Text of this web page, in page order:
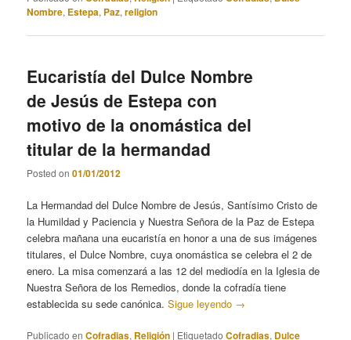
Nombre, Estepa, Paz,religion
Eucaristía del Dulce Nombre
de Jesús de Estepa con
motivo de la onomástica del
titular de la hermandad
Posted on01/01/2012
La Hermandad del Dulce Nombre de Jesús, Santísimo Cristo de
la Humildad y Paciencia y Nuestra Señora de la Paz de Estepa
celebra mañana una eucaristía en honor a una de sus imágenes
titulares, el Dulce Nombre, cuya onomástica se celebra el 2 de
enero. La misa comenzará a las 12 del mediodía en la Iglesia de
Nuestra Señora de los Remedios, donde la cofradía tiene
establecida su sede canónica.Sigue leyendo →
Publicado en Cofradias, Religión | Etiquetado Cofradias, Dulce